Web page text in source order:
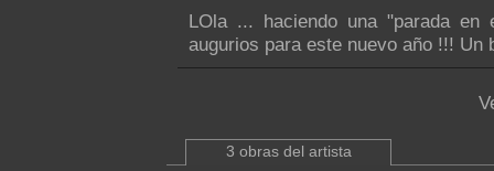
LOla ... haciendo una "parada
augurios para este nuevo año !!! Un
3 obras del artista